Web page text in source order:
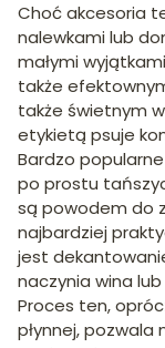
Choć akcesoria
nalewkami lub
małymi
także
także świetnym
etykietą psuje
Bardzo
po prostu
są powodem do
najbardziej
jest
naczynia wina
Proces ten,
płynnej, pozwala